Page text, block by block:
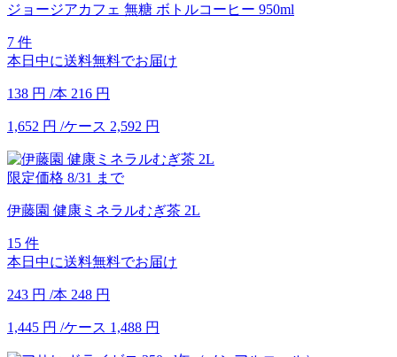
ジョージアカフェ 無糖 ボトルコーヒー 950ml
7 件
本日中に送料無料でお届け
138 円 /本 216 円
1,652 円 /ケース 2,592 円
限定価格 8/31 まで
伊藤園 健康ミネラルむぎ茶 2L
15 件
本日中に送料無料でお届け
243 円 /本 248 円
1,445 円 /ケース 1,488 円